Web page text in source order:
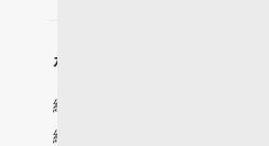
ホーム
総合口座ログイン
総合口座の開設